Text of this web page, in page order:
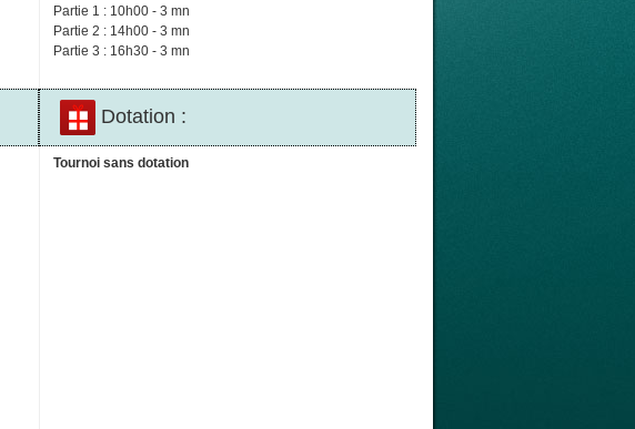
Partie 1 : 10h00 - 3 mn
Partie 2 : 14h00 - 3 mn
Partie 3 : 16h30 - 3 mn
Dotation :
Tournoi sans dotation